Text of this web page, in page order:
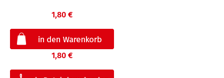
1,80 €
1,80 €